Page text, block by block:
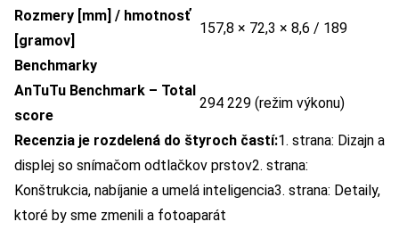
Rozmery [mm] / hmotnosť
[gramov]
157,8 × 72,3 × 8,6 / 189
Benchmarky
AnTuTu Benchmark – Total
score
294 229 (režim výkonu)
Recenzia je rozdelená do štyroch častí:1. strana: Dizajn a
displej so snímačom odtlačkov prstov2. strana:
Konštrukcia, nabíjanie a umelá inteligencia3. strana: Detaily,
ktoré by sme zmenili a fotoaparát